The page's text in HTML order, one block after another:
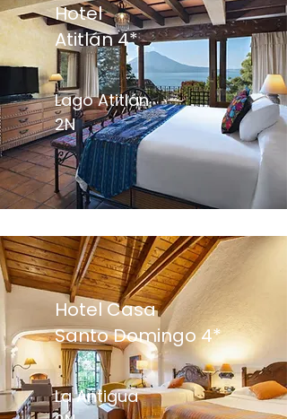
Hotel
Atitlán 4*
Lago Atitlán
2N
Hotel Casa
Santo Domingo 4*
La Antigua